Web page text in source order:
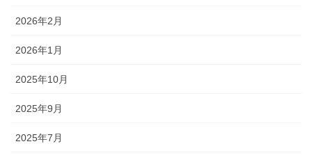
2026年2月
2026年1月
2025年10月
2025年9月
2025年7月